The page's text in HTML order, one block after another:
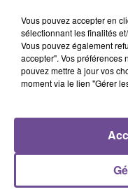
Référence de l’offre
Vous pouvez accepter en
sélectionnant les finalités
Vous pouvez également
accepter". Vos préférences
pouvez mettre à jour vos
moment via le lien "Gérer